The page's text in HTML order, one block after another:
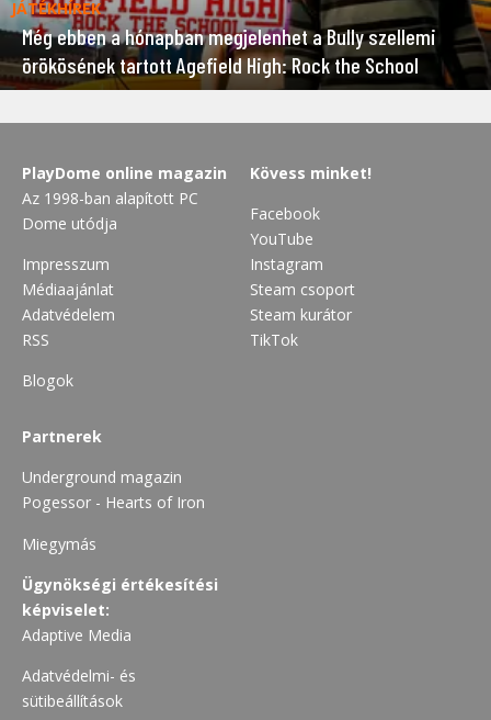
JÁTÉKHÍREK
Még ebben a hónapban megjelenhet a Bully szellemi
örökösének tartott Agefield High: Rock the School
PlayDome online magazin
Az 1998-ban alapított PC
Dome utódja
Impresszum
Médiaajánlat
Adatvédelem
RSS
Blogok
Kövess minket!
Facebook
YouTube
Instagram
Steam csoport
Steam kurátor
TikTok
Partnerek
Underground magazin
Pogessor - Hearts of Iron
Miegymás
Ügynökségi értékesítési
képviselet:
Adaptive Media
Adatvédelmi- és
sütibeállítások